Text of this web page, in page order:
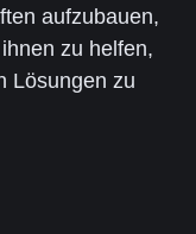
aufzubauen,
zu helfen,
Lösungen zu